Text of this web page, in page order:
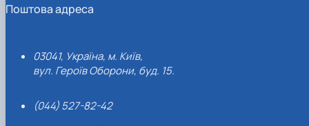
Поштова адреса
03041, Україна, м. Київ,
вул. Героїв Оборони, буд. 15.
(044) 527-82-42